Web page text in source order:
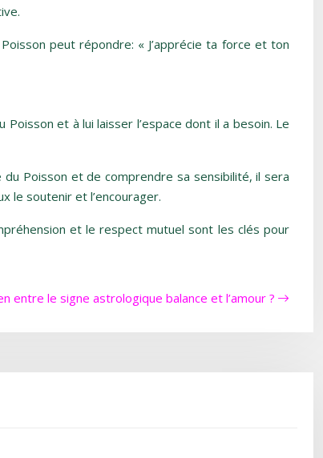
peut répondre: « J’apprécie ta force et ton
et à lui laisser l’espace dont il a besoin. Le
Poisson et de comprendre sa sensibilité, il sera
le soutenir et l’encourager.
et le respect mutuel sont les clés pour
entre le signe astrologique balance et l’amour ?